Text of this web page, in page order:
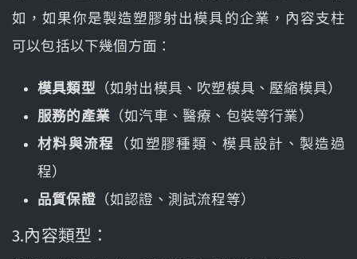
如，如果你是製造塑膠射出模具的企業，內容支柱
可以包括以下幾個方面：
模具類型（如射出模具、吹塑模具、壓縮模具）
服務的產業 （如汽車、醫療、包裝等行業）
材料與流程 （如塑膠種類、模具設計、製造過
程）
品質保證（如認證、測試流程等）
3.內容類型：